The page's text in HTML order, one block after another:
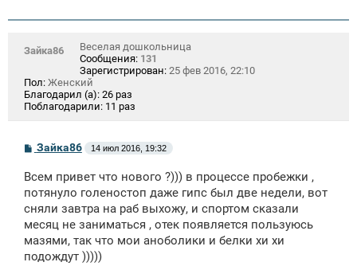
Зайка86
Веселая дошкольница
Сообщения: 131
Зарегистрирован: 25 фев 2016, 22:10
Пол: Женский
Благодарил (а): 26 раз
Поблагодарили: 11 раз
С
о
б
щ
н
и
Зайка86 14 июл 2016, 19:32
Всем привет что нового ?))) в процессе пробежки ,
потянуло голеностоп даже гипс был две недели, вот
сняли завтра на раб выхожу, и спортом сказали
месяц не заниматься , отек появляется пользуюсь
мазями, так что мои аноболики и белки хи хи
подождут )))))